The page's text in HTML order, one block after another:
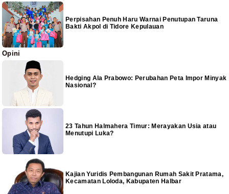
Perpisahan Penuh Haru Warnai Penutupan Taruna
Bakti Akpol di Tidore Kepulauan
Opini
Hedging Ala Prabowo: Perubahan Peta Impor Minyak
Nasional?
23 Tahun Halmahera Timur: Merayakan Usia atau
Menutupi Luka?
Kajian Yuridis Pembangunan Rumah Sakit Pratama,
Kecamatan Loloda, Kabupaten Halbar